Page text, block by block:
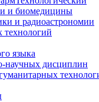
и биомедицины
и радиоастрономии
технологий
языка
научных дисциплин